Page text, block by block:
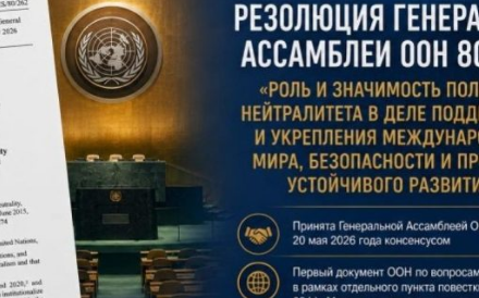
KONSULLYK HYZMATLARY
TÜRKMENISTANDA MAÝA GOÝ
TÜRKMENISTANYŇ SYÝAHATÇYLYK
DIM
ARAGATNAŞYK